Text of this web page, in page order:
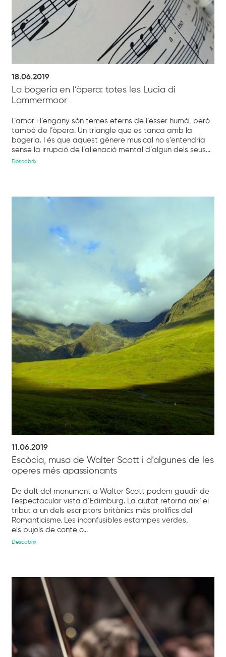
18.06.2019
La bogeria en l’òpera: totes les Lucia di
Lammermoor
L’amor i l’engany són temes eterns de l’ésser humà, però
també de l’òpera. Un triangle que es tanca amb la
bogeria. I és que aquest gènere musical no s’entendria
sense la irrupció de l’alienació mental d’algun dels seus...
Descobrix
11.06.2019
Escòcia, musa de Walter Scott i d’algunes de les
operes més apassionants
De dalt del monument a Walter Scott podem gaudir de
l’espectacular vista d’Edimburg. La ciutat retorna així el
tribut a un dels escriptors britànics més prolífics del
Romanticisme. Les inconfusibles estampes verdes,
els pujols de conte o...
Descobrix